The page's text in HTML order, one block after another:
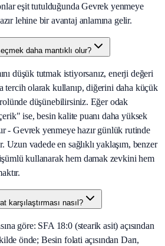
eşit tutulduğunda Gevrek yenmeye
lehine bir avantaj anlamına gelir.
daha mantıklı olur?
düşük tutmak istiyorsanız, enerji değeri
tercih olarak kullanıp, diğerini daha küçük
düşünebilirsiniz. Eğer odak
ise, besin kalite puanı daha yüksek
- Gevrek yenmeye hazır günlük rutinde
Uzun vadede en sağlıklı yaklaşım, benzer
kullanarak hem damak zevkini hem
karşılaştırması nasıl?
göre: SFA 18:0 (stearik asit) açısından
önde; Besin folati açısından Darı,